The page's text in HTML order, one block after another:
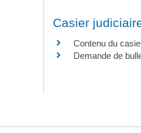
Casier
Contenu du
Demande de